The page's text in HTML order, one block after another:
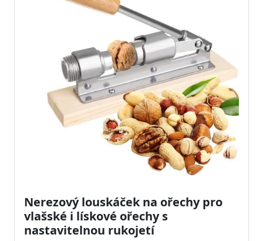
Nerezový louskáček na ořechy pro
vlašské i lískové ořechy s
nastavitelnou rukojetí